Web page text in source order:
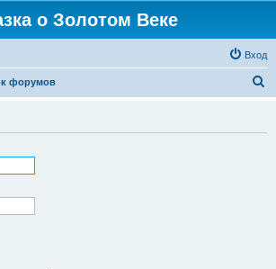
о Золотом Веке
Вход
форумов